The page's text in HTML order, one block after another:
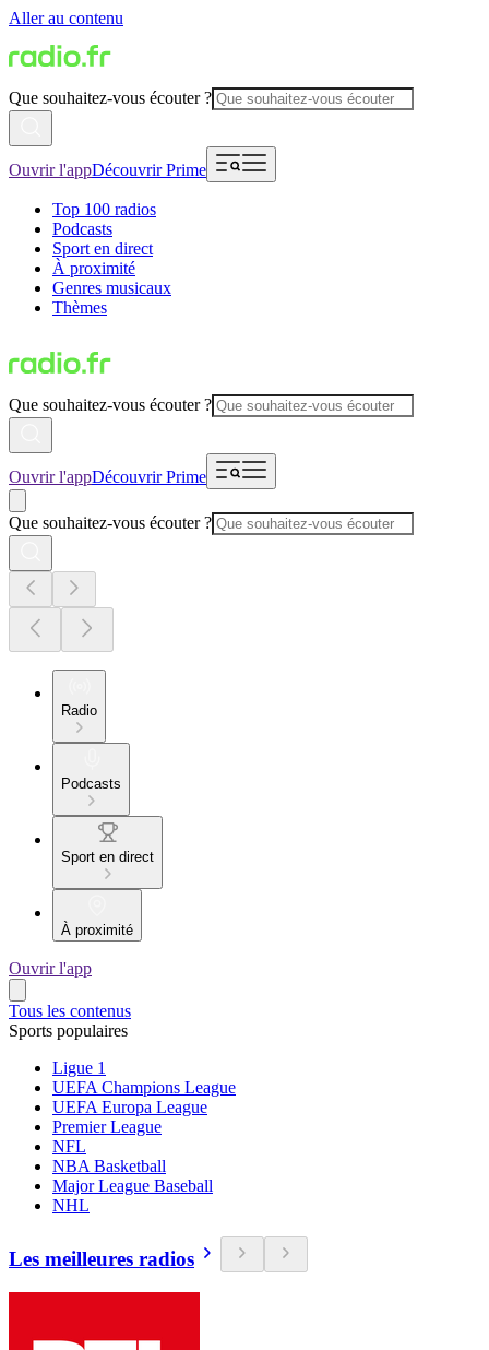
Aller au contenu
Que souhaitez-vous écouter ?
Ouvrir l'appDécouvrir Prime
Top 100 radios
Podcasts
Sport en direct
À proximité
Genres musicaux
Thèmes
Que souhaitez-vous écouter ?
Ouvrir l'appDécouvrir Prime
Que souhaitez-vous écouter ?
Radio
Podcasts
Sport en direct
À proximité
Ouvrir l'app
Tous les contenus
Sports populaires
Ligue 1
UEFA Champions League
UEFA Europa League
Premier League
NFL
NBA Basketball
Major League Baseball
NHL
Les meilleures radios